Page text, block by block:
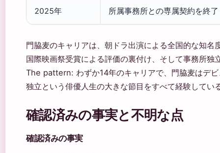
2025年 所属事務所との専属契約を終
門脇麦のキャリアは、朝ドラ出演による全国的な知名
国際映画祭受賞による評価の裏付け、そして事務所独
The pattern: わずか14年のキャリアで、門脇麦はデ
独立という俳優人生の大きな節目をすべて経験してい
確認済みの事実と不明な点
確認済みの事実